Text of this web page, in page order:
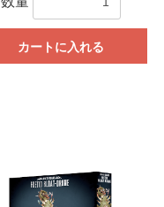
カートに入れる